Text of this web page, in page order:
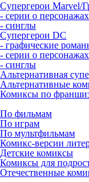
Супергерои Marvel/
- серии о персонажах
- синглы
Супергерои DC
- графические
- серии о персонажах
- синглы
Альтернативная
Альтернативные
Комиксы по
По фильмам
По играм
По мультфильмам
Комикс-версии
Детские комиксы
Комиксы для
Отечественные